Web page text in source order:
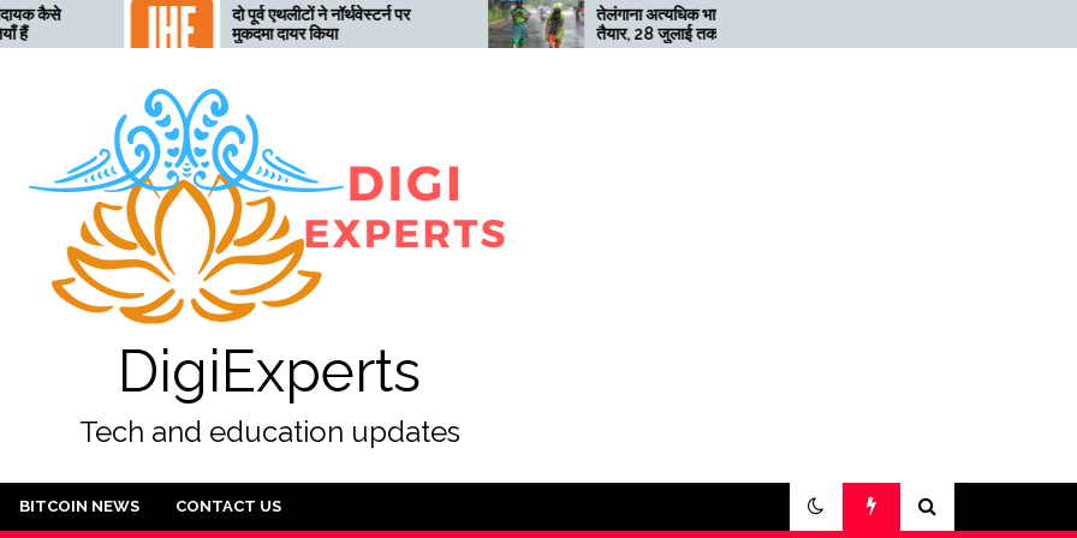
दो पूर्व एथलीटों ने नॉर्थवेस्टर्न पर
मुकदमा दायर किया
तेलंगाना अत्यधिक भारी बारिश के लिए
तैयार, 28 जुलाई तक ‘रेड’ अलर्ट जारी
हुई तो खनन लाभदायक नहीं है
DigiExperts
Tech and education updates
BITCOIN NEWS CONTACT US